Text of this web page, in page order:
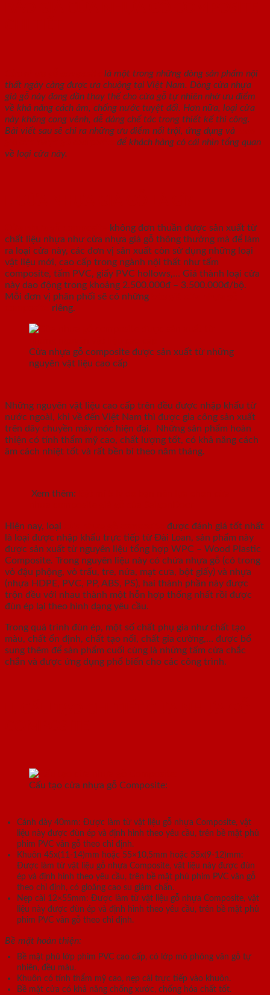
là một trong những dòng sản phẩm nội
thất ngày càng được ưa chuộng tại Việt Nam. Dòng cửa nhựa
giả gỗ này đang dần thay thế cho cửa gỗ tự nhiên nhờ ưu điểm
về khả năng cách âm, chống nước tuyệt đối. Hơn nữa, loại cửa
này không cong vênh, dễ dàng chế tác trong thiết kế thi công.
Bài viết sau sẽ chỉ ra những ưu điểm nổi trội, ứng dụng và
để khách hàng có cái nhìn tổng quan
về loại cửa này.
không đơn thuần được sản xuất từ
chất liệu nhựa như cửa nhựa giả gỗ thông thưởng mà để làm
ra loại cửa này, các đơn vị sản xuất còn sử dụng những loại
vật liệu mới, cao cấp trong ngành nội thất như tấm
composite, tấm PVC, giấy PVC hollows,… Giá thành loại cửa
này dao động trong khoảng 2.500.000đ – 3.500.000đ/bộ.
Mỗi đơn vị phân phối sẽ có những
riêng.
Cửa nhựa gỗ composite được sản xuất từ những
nguyên vật liệu cao cấp
Những nguyên vật liệu cao cấp trên đều được nhập khẩu từ
nước ngoài, khi về đến Việt Nam thì được gia công sản xuất
trên dây chuyền máy móc hiện đại. Những sản phẩm hoàn
thiện có tính thẩm mỹ cao, chất lượng tốt, có khả năng cách
âm cách nhiệt tốt và rất bền bỉ theo năm tháng.
Xem thêm:
Hiện nay, loại
được đánh giá tốt nhất
là loại được nhập khẩu trực tiếp từ Đài Loan, sản phẩm này
được sản xuất từ nguyên liệu tổng hợp WPC – Wood Plastic
Composite. Trong nguyên liệu này có chứa nhựa gỗ (có trong
vỏ đậu phộng, vỏ trấu, tre, nứa, mạt cưa, bột giấy) và nhựa
(nhựa HDPE, PVC, PP, ABS, PS), hai thành phần này được
trộn đều với nhau thành một hỗn hợp thống nhất rồi được
đùn ép lại theo hình dạng yêu cầu.
Trong quá trình đùn ép, một số chất phụ gia như chất tạo
màu, chất ổn định, chất tạo nổi, chất gia cường,… được bổ
sung thêm để sản phẩm cuối cùng là những tấm cửa chắc
chắn và được ứng dụng phổ biến cho các công trình.
Cấu tạo cửa nhựa gỗ Composite:
Cánh dày 40mm: Được làm từ vật liệu gỗ nhựa Composite, vật
liệu này được đùn ép và định hình theo yêu cầu, trên bề mặt phủ
phim PVC vân gỗ theo chỉ định.
Khuôn 45x(11-14)mm hoặc 55×10,5mm hoặc 55x(9-12)mm:
Được làm từ vật liệu gỗ nhựa Composite, vật liệu này được đùn
ép và định hình theo yêu cầu, trên bề mặt phủ phim PVC vân gỗ
theo chỉ định, có gioăng cao su giảm chấn.
Nẹp cài 12×55mm: Được làm từ vật liệu gỗ nhựa Composite, vật
liệu này được đùn ép và định hình theo yêu cầu, trên bề mặt phủ
phim PVC vân gỗ theo chỉ định.
Bề mặt hoàn thiện:
Bề mặt phủ lớp phim PVC cao cấp, có lớp mô phỏng vân gỗ tự
nhiên, đều màu.
Khuôn có tính thẩm mỹ cao, nẹp cài trực tiếp vào khuôn.
Bề mặt cửa có khả năng chống xước, chống hóa chất tốt.